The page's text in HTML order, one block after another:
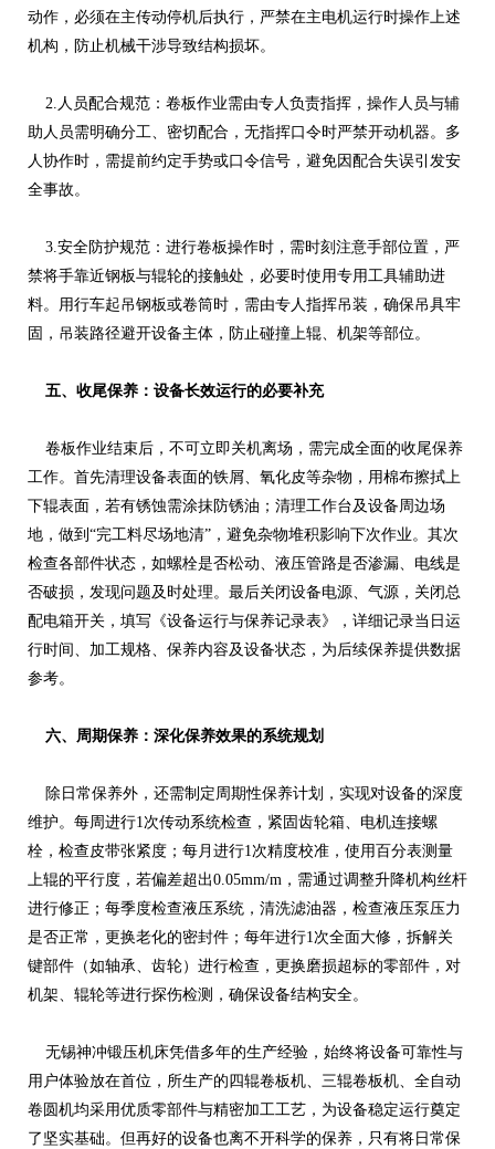
动作，必须在主传动停机后执行，严禁在主电机运行时操作上述
机构，防止机械干涉导致结构损坏。
2.人员配合规范：卷板作业需由专人负责指挥，操作人员与辅
助人员需明确分工、密切配合，无指挥口令时严禁开动机器。多
人协作时，需提前约定手势或口令信号，避免因配合失误引发安
全事故。
3.安全防护规范：进行卷板操作时，需时刻注意手部位置，严
禁将手靠近钢板与辊轮的接触处，必要时使用专用工具辅助进
料。用行车起吊钢板或卷筒时，需由专人指挥吊装，确保吊具牢
固，吊装路径避开设备主体，防止碰撞上辊、机架等部位。
五、收尾保养：设备长效运行的必要补充
卷板作业结束后，不可立即关机离场，需完成全面的收尾保养
工作。首先清理设备表面的铁屑、氧化皮等杂物，用棉布擦拭上
下辊表面，若有锈蚀需涂抹防锈油；清理工作台及设备周边场
地，做到“完工料尽场地清”，避免杂物堆积影响下次作业。其次
检查各部件状态，如螺栓是否松动、液压管路是否渗漏、电线是
否破损，发现问题及时处理。最后关闭设备电源、气源，关闭总
配电箱开关，填写《设备运行与保养记录表》，详细记录当日运
行时间、加工规格、保养内容及设备状态，为后续保养提供数据
参考。
六、周期保养：深化保养效果的系统规划
除日常保养外，还需制定周期性保养计划，实现对设备的深度
维护。每周进行1次传动系统检查，紧固齿轮箱、电机连接螺
栓，检查皮带张紧度；每月进行1次精度校准，使用百分表测量
上辊的平行度，若偏差超出0.05mm/m，需通过调整升降机构丝杆
进行修正；每季度检查液压系统，清洗滤油器，检查液压泵压力
是否正常，更换老化的密封件；每年进行1次全面大修，拆解关
键部件（如轴承、齿轮）进行检查，更换磨损超标的零部件，对
机架、辊轮等进行探伤检测，确保设备结构安全。
无锡神冲锻压机床凭借多年的生产经验，始终将设备可靠性与
用户体验放在首位，所生产的四辊卷板机、三辊卷板机、全自动
卷圆机均采用优质零部件与精密加工工艺，为设备稳定运行奠定
了坚实基础。但再好的设备也离不开科学的保养，只有将日常保